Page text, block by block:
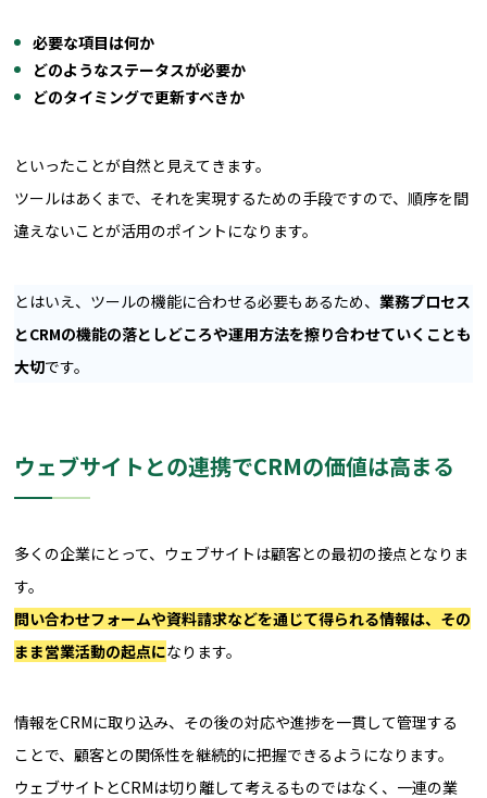
必要な項目は何か
どのようなステータスが必要か
どのタイミングで更新すべきか
といったことが自然と見えてきます。
ツールはあくまで、それを実現するための手段ですので、順序を間
違えないことが活用のポイントになります。
とはいえ、ツールの機能に合わせる必要もあるため、業務プロセス
とCRMの機能の落としどころや運用方法を擦り合わせていくことも
大切です。
ウェブサイトとの連携でCRMの価値は高まる
多くの企業にとって、ウェブサイトは顧客との最初の接点となりま
す。
問い合わせフォームや資料請求などを通じて得られる情報は、その
まま営業活動の起点になります。
情報をCRMに取り込み、その後の対応や進捗を一貫して管理する
ことで、顧客との関係性を継続的に把握できるようになります。
ウェブサイトとCRMは切り離して考えるものではなく、一連の業